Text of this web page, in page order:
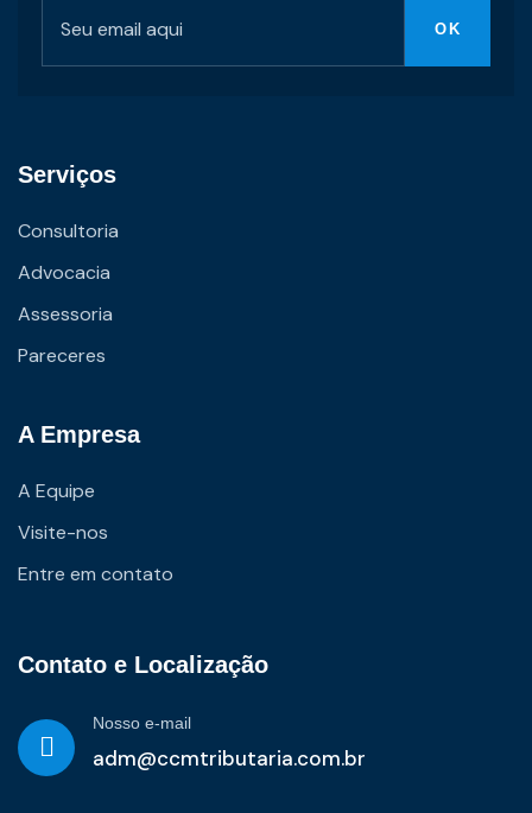
Serviços
Consultoria
Advocacia
Assessoria
Pareceres
A Empresa
A Equipe
Visite-nos
Entre em contato
Contato e Localização
Nosso e-mail
adm@ccmtributaria.com.br